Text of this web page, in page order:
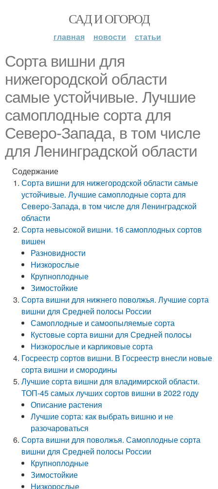
САД И ОГОРОД
главная новости статьи
Сорта вишни для
нижегородской области
самые устойчивые. Лучшие
самоплодные сорта для
Северо-Запада, в том числе
для Ленинградской области
Содержание
Сорта вишни для нижегородской области самые
устойчивые. Лучшие самоплодные сорта для
Северо-Запада, в том числе для Ленинградской
области
Сорта невысокой вишни. 16 самоплодных сортов
вишен
Разновидности
Низкорослые
Крупноплодные
Зимостойкие
Сорта вишни для нижнего поволжья. Лучшие сорта
вишни для Средней полосы России
Самоплодные и самоопыляемые сорта
Кустовые сорта вишни для Средней полосы
Низкорослые и карликовые сорта
Госреестр сортов вишни. В Госреестр внесли новые
сорта вишни и смородины
Лучшие сорта вишни для владимирской области.
ТОП-45 самых лучших сортов вишни в 2022 году
Описание растения
Лучшие сорта: как выбрать вишню и не
разочароваться
Сорта вишни для поволжья. Самоплодные сорта
вишни для Средней полосы России
Крупноплодные
Зимостойкие
Низкорослые